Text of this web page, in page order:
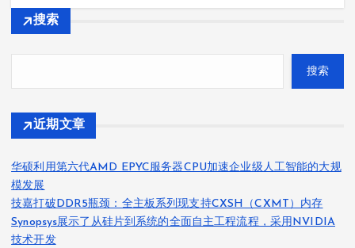
搜索
搜索
近期文章
华硕利用第六代AMD EPYC服务器CPU加速企业级人工智能的大规
模发展
技嘉打破DDR5瓶颈：全主板系列现支持CXSH（CXMT）内存
Synopsys展示了从硅片到系统的全面自主工程流程，采用NVIDIA
技术开发